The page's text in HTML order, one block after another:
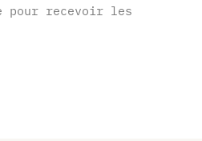
pour recevoir les